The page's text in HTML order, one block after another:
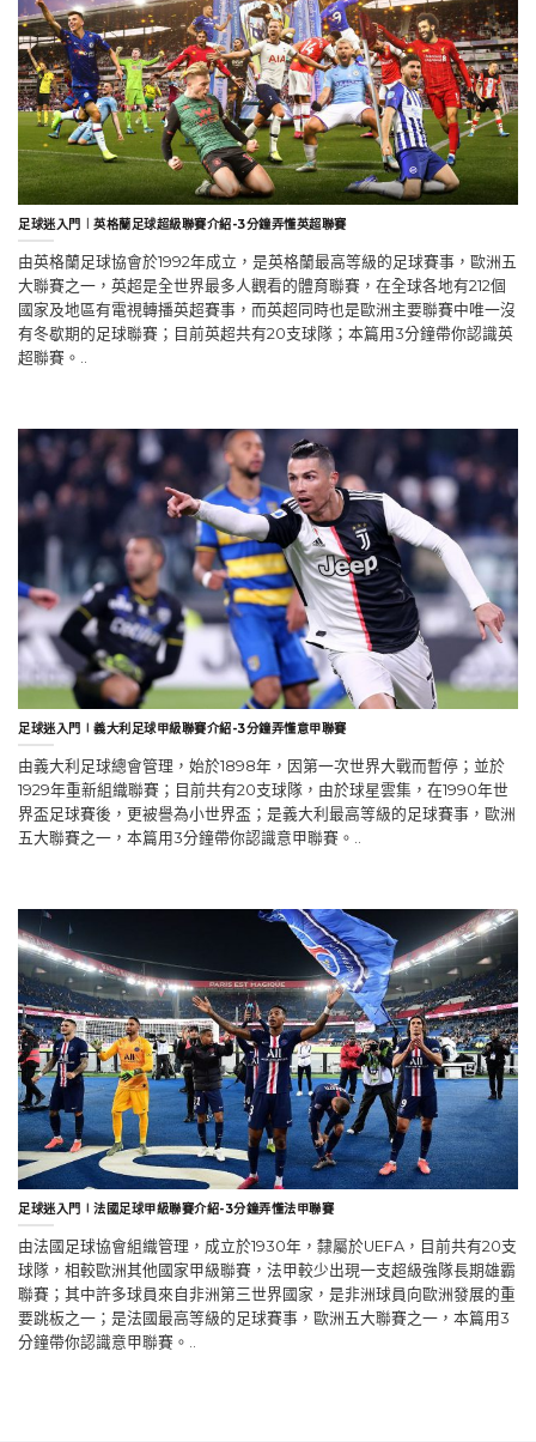
足球迷入門︱英格蘭足球超級聯賽介紹-3分鐘弄懂英超聯賽
由英格蘭足球協會於1992年成立，是英格蘭最高等級的足球賽事，歐洲五
大聯賽之一，英超是全世界最多人觀看的體育聯賽，在全球各地有212個
國家及地區有電視轉播英超賽事，而英超同時也是歐洲主要聯賽中唯一沒
有冬歇期的足球聯賽；目前英超共有20支球隊；本篇用3分鐘帶你認識英
超聯賽。..
足球迷入門∣義大利足球甲級聯賽介紹-3分鐘弄懂意甲聯賽
由義大利足球總會管理，始於1898年，因第一次世界大戰而暫停；並於
1929年重新組織聯賽；目前共有20支球隊，由於球星雲集，在1990年世
界盃足球賽後，更被譽為小世界盃；是義大利最高等級的足球賽事，歐洲
五大聯賽之一，本篇用3分鐘帶你認識意甲聯賽。..
足球迷入門∣法國足球甲級聯賽介紹-3分鐘弄懂法甲聯賽
由法國足球協會組織管理，成立於1930年，隸屬於UEFA，目前共有20支
球隊，相較歐洲其他國家甲級聯賽，法甲較少出現一支超級強隊長期雄霸
聯賽；其中許多球員來自非洲第三世界國家，是非洲球員向歐洲發展的重
要跳板之一；是法國最高等級的足球賽事，歐洲五大聯賽之一，本篇用3
分鐘帶你認識意甲聯賽。..